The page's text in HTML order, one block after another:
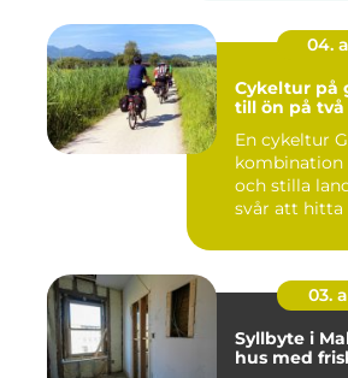
04.
Cykeltur på
till ön på
En cykeltur
kombination
och stilla
svår att hitta
03.
Syllbyte i
hus med